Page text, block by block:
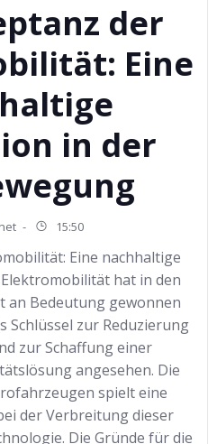
der
Eine
in der
- 15:50
Eine nachhaltige
hat in den
an Bedeutung gewonnen
Schlüssel zur Reduzierung
zur Schaffung einer
angesehen. Die
spielt eine
der Verbreitung dieser
Die Gründe für die